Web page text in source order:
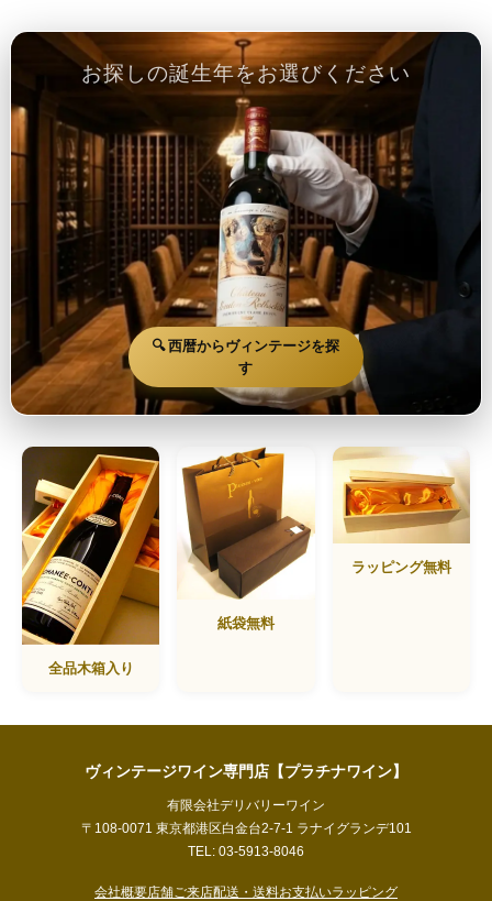
お探しの誕生年をお選びください
🔍 西暦からヴィンテージを探
す
全品木箱入り
紙袋無料
ラッピング無料
ヴィンテージワイン専門店【プラチナワイン】
有限会社デリバリーワイン
〒108-0071 東京都港区白金台2-7-1 ラナイグランデ101
TEL: 03-5913-8046
会社概要店舗ご来店配送・送料お支払いラッピング